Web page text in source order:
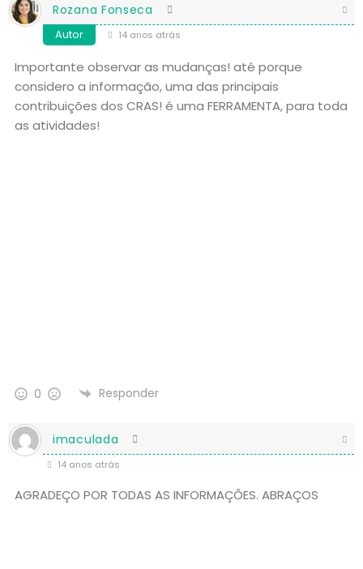
Rozana Fonseca
Autor 14 anos atrás
Importante observar as mudanças! até porque
considero a informação, uma das principais
contribuições dos CRAS! é uma FERRAMENTA, para toda
as atividades!
0 Responder
imaculada
14 anos atrás
AGRADEÇO POR TODAS AS INFORMAÇÕES. ABRAÇOS